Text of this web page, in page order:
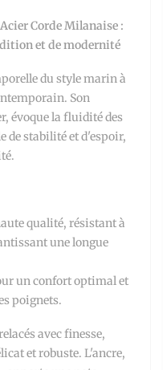
Corde Milanaise :
et de modernité
du style marin à
Son
évoque la fluidité des
de stabilité et d'espoir,
qualité, résistant à
une longue
un confort optimal et
poignets.
avec finesse,
et robuste. L'ancre,